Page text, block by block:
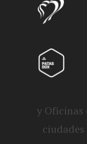
y Oficinas